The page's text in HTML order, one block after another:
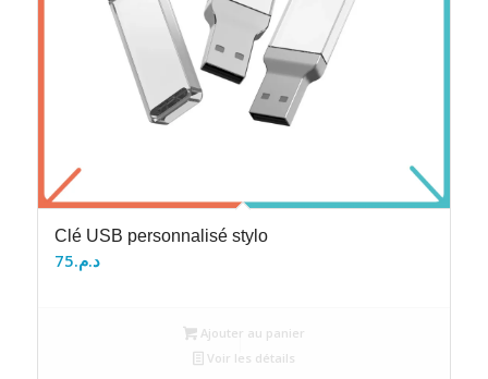
Clé USB personnalisé stylo
د.م.75
Ajouter au panier
Voir les détails